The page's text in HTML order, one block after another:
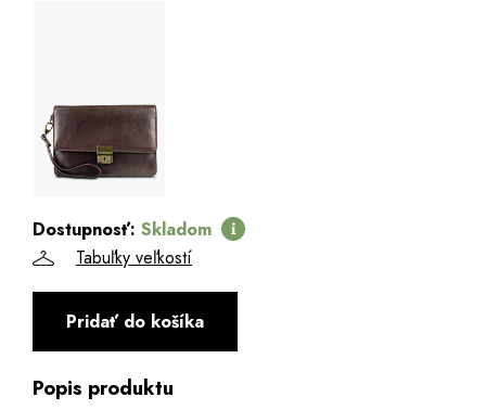
Dostupnosť: Skladom
Tabuľky veľkostí
Pridať do košíka
Popis produktu